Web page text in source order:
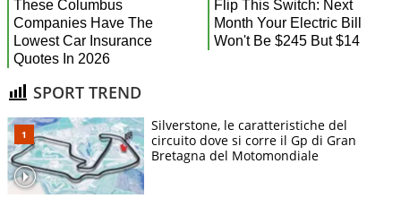
SPORT TREND
Silverstone, le caratteristiche del
circuito dove si corre il Gp di Gran
Bretagna del Motomondiale